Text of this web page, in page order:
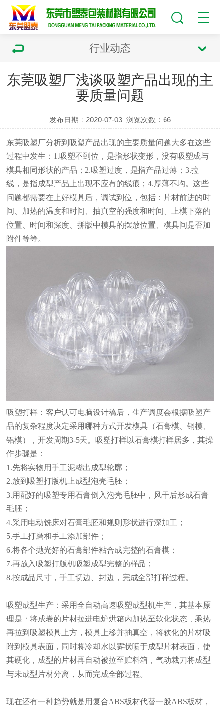
行业动态
东莞吸塑厂浅谈吸塑产品出现的主
要质量问题
发布日期：2020-07-03 浏览次数：66
东莞吸塑厂分析到吸塑产品出现的主要质量问题大多在这些
过程中发生：1.吸塑不到位，是指形状变形，没有吸塑成与
模具相同形状的产品；2.吸塑过度，是指产品过薄；3.拉
线，是指成型产品上出现不应有的线痕；4.厚薄不均。这些
问题都需要在上好模具后，调试到位，包括：片材前进的时
间、加热的温度和时间、抽真空的强度和时间、上模下落的
位置、时间和深度、拼版中模具的摆放位置、模具间是否加
附件等等。
吸塑打样：客户认可电脑设计稿后，生产调度会根据吸塑产
品的复杂程度决定采用哪种方式开发模具（石膏模、铜模、
铝模），开发周期3-5天。吸塑打样以石膏模打样居多，其操
作步骤是：
1.先将实物用手工泥糊出成型轮廓；
2.放到吸塑打版机上成型泡壳毛胚；
3.用配好的吸塑专用石膏倒入泡壳毛胚中，风干后形成石膏
毛胚；
4.采用电动铣床对石膏毛胚和规则形状进行深加工；
5.手工打磨和手工添加部件；
6.将各个抛光好的石膏部件粘合成完整的石膏模；
7.再放入吸塑打版机吸塑成型完整的样品；
8.按成品尺寸，手工切边、封边，完成全部打样过程。
吸塑成型生产：采用全自动高速吸塑成型机生产，其基本原
理是：将成卷的片材拉进电炉烘箱内加热至软化状态，乘热
再拉到吸塑模具上方，模具上移并抽真空，将软化的片材吸
附到模具表面，同时将冷却水以雾状喷于成型片材表面，使
其硬化，成型的片材再自动被拉至贮料箱，气动裁刀将成型
与未成型片材分离，从而完成全部过程。
现在还有一种趋势就是用复合ABS板材代替一般ABS板材，